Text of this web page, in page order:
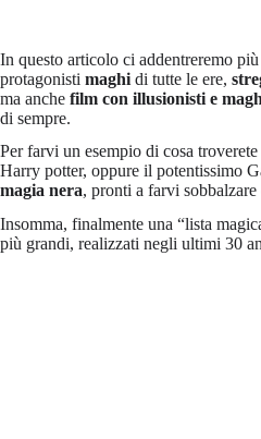
In questo articolo ci addentreremo
protagonisti maghi di tutte le ere,
ma anche film con illusionisti e
di sempre.
Per farvi un esempio di cosa
Harry potter, oppure il potentissimo
magia nera, pronti a farvi sobbalzare
Insomma, finalmente una “lista
più grandi, realizzati negli ultimi 30